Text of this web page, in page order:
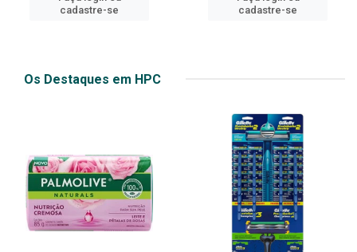
cadastre-se
cadastre-se
Os Destaques em HPC